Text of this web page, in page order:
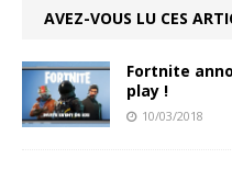
AVEZ-VOUS LU CES
Fortnite
play !
10/03/2018